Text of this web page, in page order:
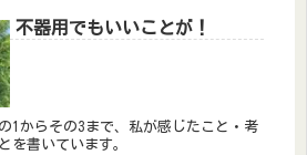
不器用でもいいことが！
1からその3まで、私が感じたこと・考
を書いています。